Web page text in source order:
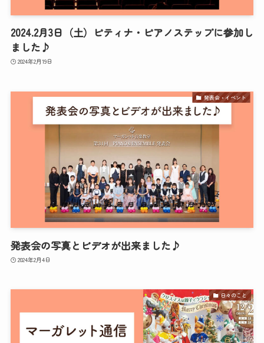
2024.2月3日（土）ピティナ・ピアノステップに参加し
ました♪
2024年2月19日
発表会・イベント
発表会の写真とビデオが出来ました♪
2024年2月4日
日々のこと